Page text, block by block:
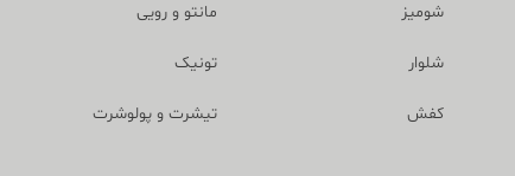
شومیز
شلوار
کفش
مانتو و رویی
تونیک
تیشرت و پولوشرت